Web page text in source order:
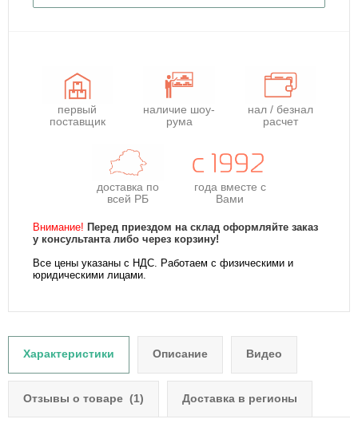
первый
поставщик
наличие шоу-
рума
нал / безнал
расчет
доставка по
всей РБ
года вместе с
Вами
Внимание! Перед приездом на склад оформляйте заказ
у консультанта либо через корзину!
Все цены указаны с НДС. Работаем с физическими и
юридическими лицами.
Характеристики Описание Видео
Отзывы о товаре (1) Доставка в регионы